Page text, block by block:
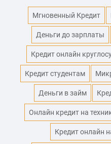
Мгновенный Кредит
Деньги до зарплаты
Кредит онлайн
Кредит студентам
Деньги в займ
Онлайн кредит на
Кредит онлайн